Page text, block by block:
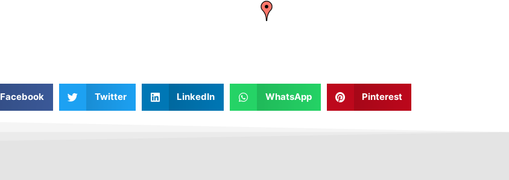
Facebook Twitter LinkedIn WhatsApp Pinterest